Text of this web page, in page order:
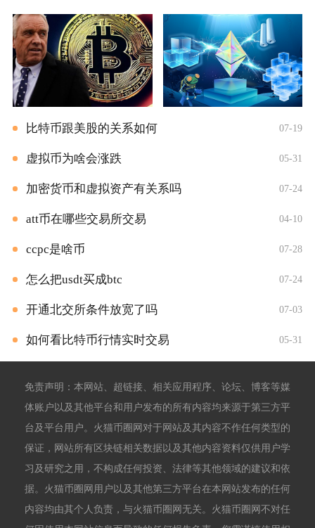
比特币跟美股的关系如何 07-19
虚拟币为啥会涨跌 05-31
加密货币和虚拟资产有关系吗 07-24
att币在哪些交易所交易 04-10
ccpc是啥币 07-28
怎么把usdt买成btc 07-24
开通北交所条件放宽了吗 07-03
如何看比特币行情实时交易 05-31
免责声明：本网站、超链接、相关应用程序、论坛、博客等媒
体账户以及其他平台和用户发布的所有内容均来源于第三方平
台及平台用户。火猫币圈网对于网站及其内容不作任何类型的
保证，网站所有区块链相关数据以及其他内容资料仅供用户学
习及研究之用，不构成任何投资、法律等其他领域的建议和依
据。火猫币圈网用户以及其他第三方平台在本网站发布的任何
内容均由其个人负责，与火猫币圈网无关。火猫币圈网不对任